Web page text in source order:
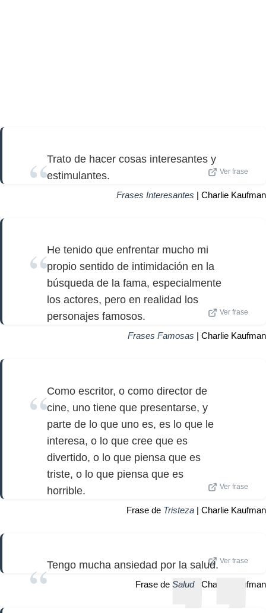
Trato de hacer cosas interesantes y
estimulantes.
Ver frase
Frases Interesantes | Charlie Kaufman
He tenido que enfrentar mucho mi
propio sentido de intimidación en la
búsqueda de la fama, especialmente
los actores, pero en realidad los
personajes famosos.
Ver frase
Frases Famosas | Charlie Kaufman
Como escritor, o como director de
cine, uno tiene que presentarse, y
parte de lo que uno es, es lo que le
interesa, o lo que cree que es
divertido, o lo que piensa que es
triste, o lo que piensa que es
horrible.
Ver frase
Frase de Tristeza | Charlie Kaufman
Tengo mucha ansiedad por la salud. Ver frase
Frase de Salud| Charlie Kaufman